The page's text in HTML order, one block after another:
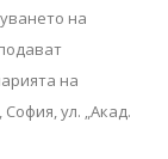
на
на
ул. „Акад.